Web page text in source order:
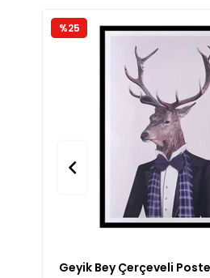
Geyik Bey Çerçeveli
%25